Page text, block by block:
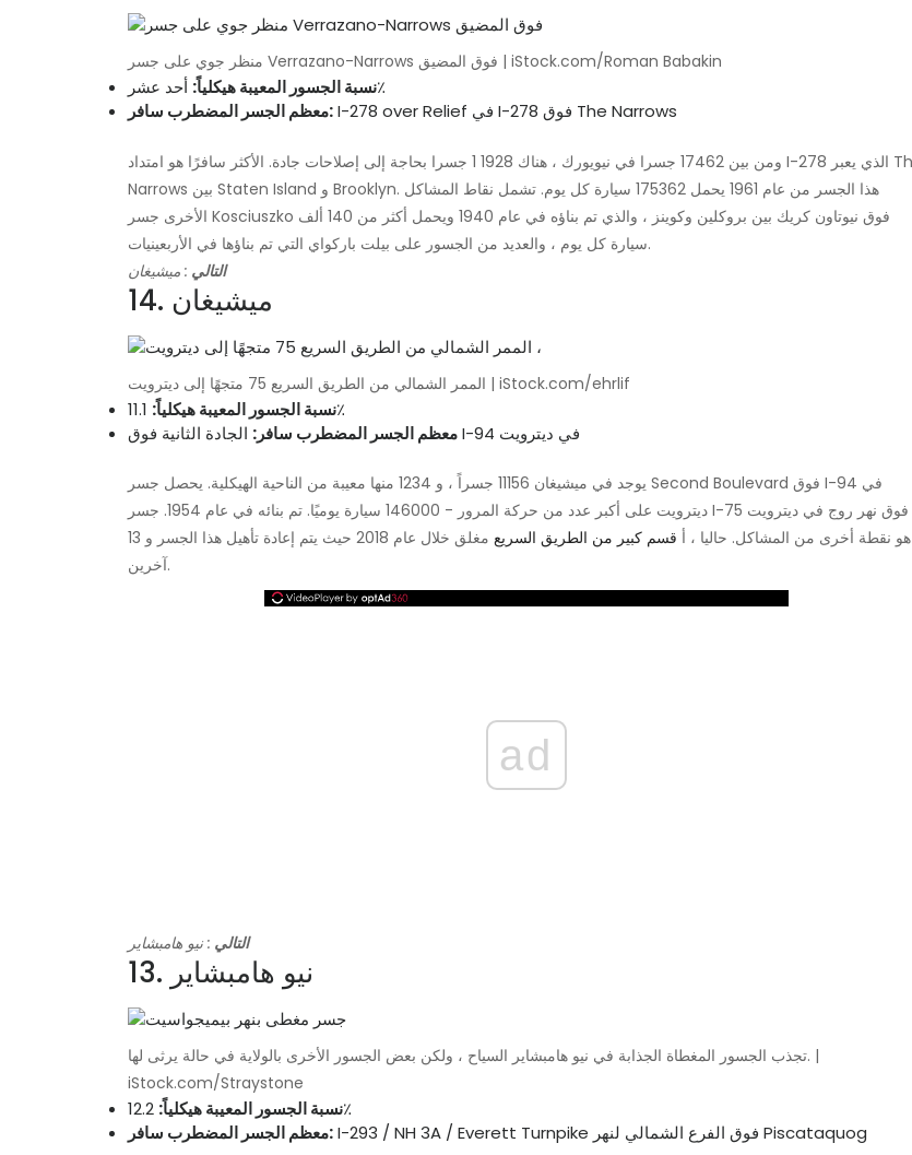
منظر جوي على جسر Verrazano-Narrows فوق المضيق | iStock.com/Roman Babakin
نسبة الجسور المعيبة هيكلياً:أحد عشر٪
معظم الجسر المضطرب سافر:
I-278 over Relief في I-278 فوق The Narrows
ومن بين 17462 جسرا في نيويورك ، هناك 1928 1 جسرا بحاجة إلى إصلاحات جادة. الأكثر سافرًا هو امتداد I-278 الذي يعبر The
Narrows بين Staten Island و Brooklyn. هذا الجسر من عام 1961 يحمل 175362 سيارة كل يوم. تشمل نقاط المشاكل
الأخرى جسر Kosciuszko فوق نيوتاون كريك بين بروكلين وكوينز ، والذي تم بناؤه في عام 1940 ويحمل أكثر من 140 ألف
سيارة كل يوم ، والعديد من الجسور على بيلت باركواي التي تم بناؤها في الأربعينيات.
التالي : ميشيغان
14. ميشيغان
الممر الشمالي من الطريق السريع 75 متجهًا إلى ديترويت | iStock.com/ehrlif
نسبة الجسور المعيبة هيكلياً:11.1٪
معظم الجسر المضطرب سافر:
الجادة الثانية فوق I-94 في ديترويت
يوجد في ميشيغان 11156 جسراً ، و 1234 منها معيبة من الناحية الهيكلية. يحصل جسر Second Boulevard فوق I-94 في
ديترويت على أكبر عدد من حركة المرور - 146000 سيارة يوميًا. تم بنائه في عام 1954. جسر I-75 فوق نهر روج في ديترويت
هو نقطة أخرى من المشاكل. حاليا ، أ قسم كبير من الطريق السريع
مغلق خلال عام 2018 حيث يتم إعادة تأهيل هذا الجسر و 13
آخرين.
ad
التالي : نيو هامبشاير
13. نيو هامبشاير
تجذب الجسور المغطاة الجذابة في نيو هامبشاير السياح ، ولكن بعض الجسور الأخرى بالولاية في حالة يرثى لها. |
iStock.com/Straystone
نسبة الجسور المعيبة هيكلياً:12.2٪
معظم الجسر المضطرب سافر:
I-293 / NH 3A / Everett Turnpike فوق الفرع الشمالي لنهر Piscataquog